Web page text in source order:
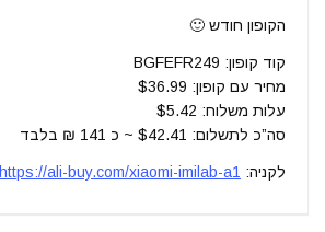
הקופון חודש 🙂
קוד קופון: BGFEFR249
מחיר עם קופון: $36.99
עלות משלוח: $5.42
סה”כ לתשלום: $42.41 ~ כ 141 ₪ בלבד
לקניה: https://ali-buy.com/xiaomi-imilab-a1/